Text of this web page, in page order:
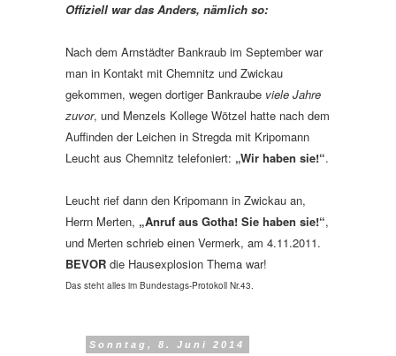
Offiziell war das Anders, nämlich so:
Nach dem Arnstädter Bankraub im September war
man in Kontakt mit Chemnitz und Zwickau
gekommen, wegen dortiger Bankraube viele Jahre
zuvor, und Menzels Kollege Wötzel hatte nach dem
Auffinden der Leichen in Stregda mit Kripomann
Leucht aus Chemnitz telefoniert: „Wir haben sie!“.
Leucht rief dann den Kripomann in Zwickau an,
Herrn Merten, „Anruf aus Gotha! Sie haben sie!“,
und Merten schrieb einen Vermerk, am 4.11.2011.
BEVOR die Hausexplosion Thema war!
Das steht alles im Bundestags-Protokoll Nr.43.
Sonntag, 8. Juni 2014